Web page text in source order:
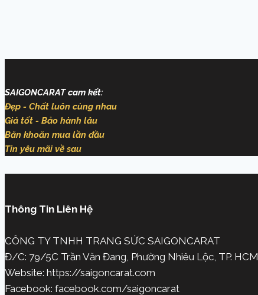
SAIGONCARAT cam kết:
Đẹp - Chất luôn cùng nhau
Giá tốt - Bảo hành lâu
Băn khoăn mua lần đầu
Tin yêu mãi về sau
Thông Tin Liên Hệ
CÔNG TY TNHH TRANG SỨC SAIGONCARAT
Đ/C: 79/5C Trần Văn Đang, Phường Nhiêu Lộc, TP. HCM
Website: https://saigoncarat.com
Facebook: facebook.com/saigoncarat